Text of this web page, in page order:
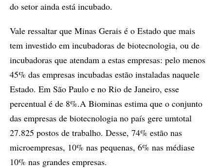
do setor ainda está incubado.
Vale ressaltar que Minas Gerais é o Estado que mais
tem investido em incubadoras de biotecnologia, ou de
incubadoras que atendam a estas empresas: pelo menos
45% das empresas incubadas estão instaladas naquele
Estado. Em São Paulo e no Rio de Janeiro, esse
percentual é de 8%.A Biominas estima que o conjunto
das empresas de biotecnologia no país gere umtotal
27.825 postos de trabalho. Desse, 74% estão nas
microempresas, 10% nas pequenas, 6% nas médiase
10% nas grandes empresas.